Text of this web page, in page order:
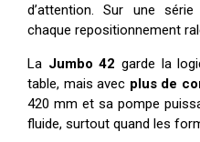
d’attention. Sur une
chaque repositionnement
La Jumbo 42 garde la
table, mais avec plus de
420 mm et sa pompe
fluide, surtout quand les